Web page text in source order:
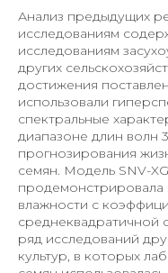
Анализ предыдущих
исследованиям
исследованиям
других
достижения
использовали
спектральные
диапазоне длин волн
прогнозирования
семян. Модель SNV-
продемонстрировала
влажности с
среднеквадратичной
ряд исследований
культур, в которых